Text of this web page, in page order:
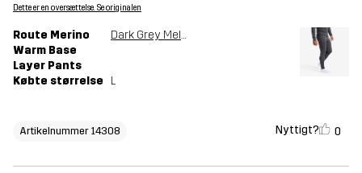
Dette er en oversættelse. Se originalen
Route Merino
Warm Base
Layer Pants
Dark Grey Melange
Købte størrelse L
Artikelnummer 14308 Nyttigt? 0